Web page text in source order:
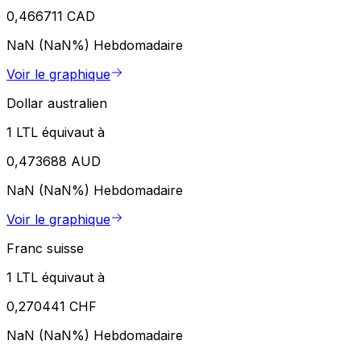
0,466711 CAD
NaN (NaN%) Hebdomadaire
Voir le graphique
Dollar australien
1 LTL équivaut à
0,473688 AUD
NaN (NaN%) Hebdomadaire
Voir le graphique
Franc suisse
1 LTL équivaut à
0,270441 CHF
NaN (NaN%) Hebdomadaire